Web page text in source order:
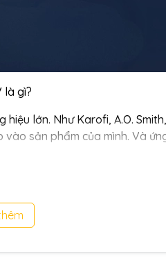
là gì?
lớn. Như Karofi, A.O.
sản phẩm của mình. Và
không chỉ nằm ở khả
lọc nước. Đèn UV góp phần